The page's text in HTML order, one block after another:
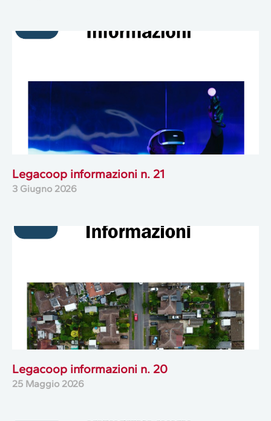
Legacoop informazioni n. 21
3 Giugno 2026
Legacoop informazioni n. 20
25 Maggio 2026